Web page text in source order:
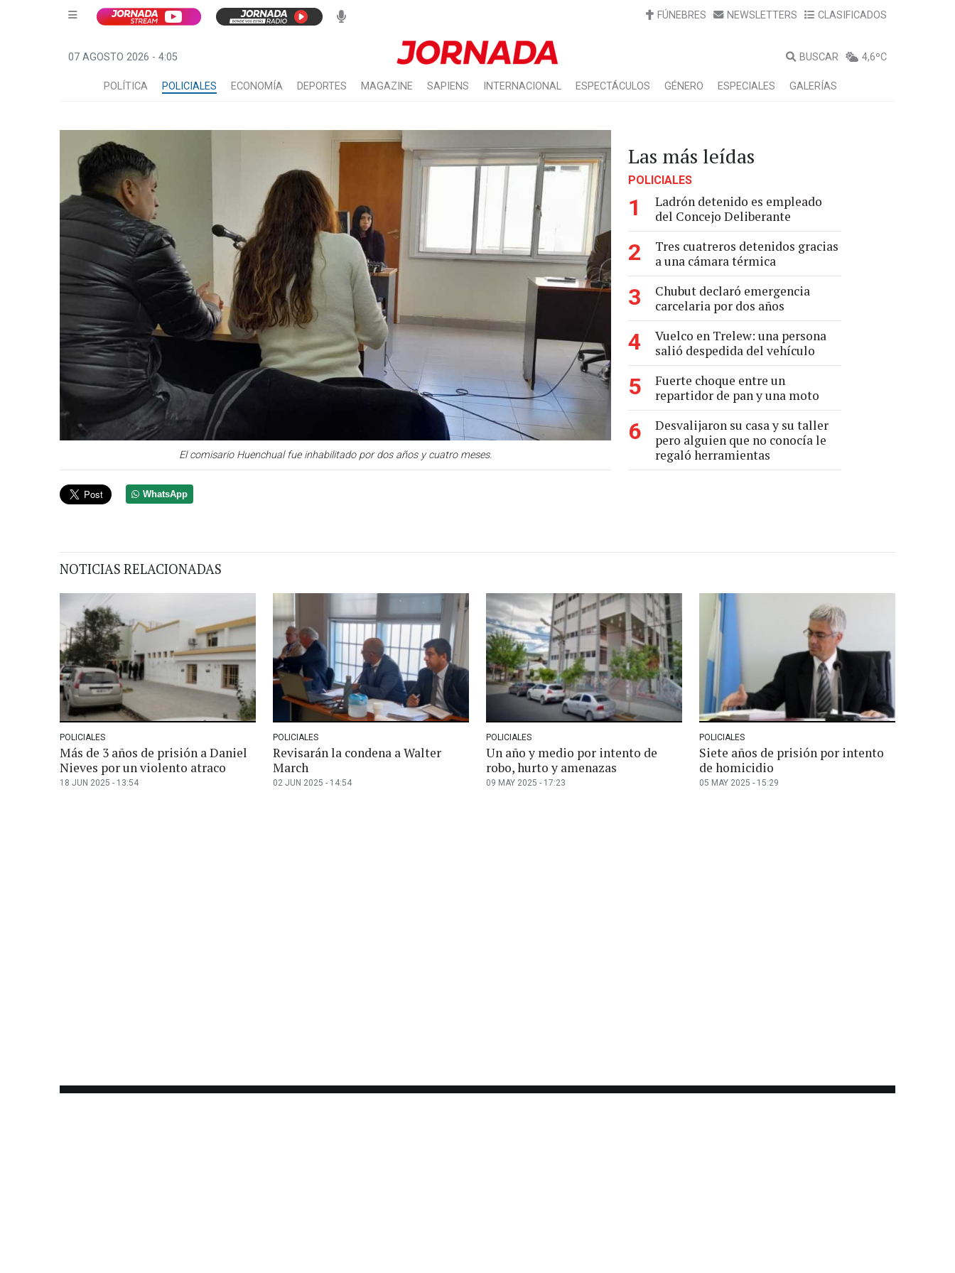
FÚNEBRES NEWSLETTERS CLASIFICADOS
07 AGOSTO 2026 - 4:05 BUSCAR 4,6ºC
POLÍTICA POLICIALES ECONOMÍA DEPORTES MAGAZINE SAPIENS INTERNACIONAL ESPECTÁCULOS GÉNERO ESPECIALES GALERÍAS
El comisario Huenchual fue inhabilitado por dos años y cuatro meses.
WhatsApp
Las más leídas
POLICIALES
1
Ladrón detenido es empleado
del Concejo Deliberante
2
Tres cuatreros detenidos gracias
a una cámara térmica
3
Chubut declaró emergencia
carcelaria por dos años
4
Vuelco en Trelew: una persona
salió despedida del vehículo
5
Fuerte choque entre un
repartidor de pan y una moto
6
Desvalijaron su casa y su taller
pero alguien que no conocía le
regaló herramientas
NOTICIAS RELACIONADAS
POLICIALES
Más de 3 años de prisión a Daniel
Nieves por un violento atraco
18 JUN 2025 - 13:54
POLICIALES
Revisarán la condena a Walter
March
02 JUN 2025 - 14:54
POLICIALES
Un año y medio por intento de
robo, hurto y amenazas
09 MAY 2025 - 17:23
POLICIALES
Siete años de prisión por intento
de homicidio
05 MAY 2025 - 15:29